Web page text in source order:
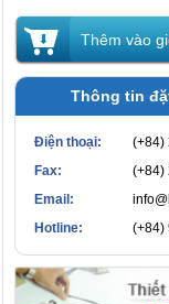
Thêm vào
Thông tin
Điện thoại:
(+84)
Fax:
(+84)
Email:
Hotline:
(+84)